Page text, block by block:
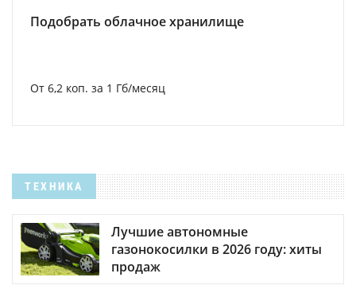
Подобрать облачное хранилище
От 6,2 коп. за 1 Гб/месяц
ТЕХНИКА
Лучшие автономные
газонокосилки в 2026 году: хиты
продаж